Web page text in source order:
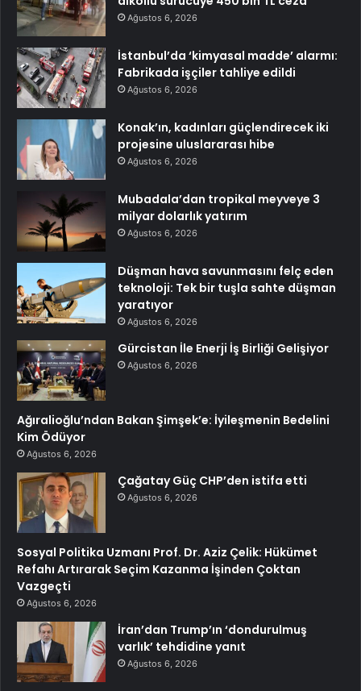
Ağustos 6, 2026
İstanbul’da ‘kimyasal madde’ alarmı:
Fabrikada işçiler tahliye edildi
Ağustos 6, 2026
Konak’ın, kadınları güçlendirecek iki
projesine uluslararası hibe
Ağustos 6, 2026
Mubadala’dan tropikal meyveye 3
milyar dolarlık yatırım
Ağustos 6, 2026
Düşman hava savunmasını felç eden
teknoloji: Tek bir tuşla sahte düşman
yaratıyor
Ağustos 6, 2026
Gürcistan İle Enerji İş Birliği Gelişiyor
Ağustos 6, 2026
Ağıralioğlu’ndan Bakan Şimşek’e: İyileşmenin Bedelini
Kim Ödüyor
Ağustos 6, 2026
Çağatay Güç CHP’den istifa etti
Ağustos 6, 2026
Sosyal Politika Uzmanı Prof. Dr. Aziz Çelik: Hükümet
Refahı Artırarak Seçim Kazanma İşinden Çoktan
Vazgeçti
Ağustos 6, 2026
İran’dan Trump’ın ‘dondurulmuş
varlık’ tehdidine yanıt
Ağustos 6, 2026